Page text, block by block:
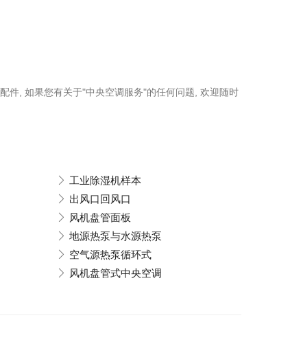
件, 如果您有关于"中央空调服务"的任何问题, 欢迎随时
工业除湿机样本
出风口回风口
风机盘管面板
地源热泵与水源热泵
空气源热泵循环式
风机盘管式中央空调